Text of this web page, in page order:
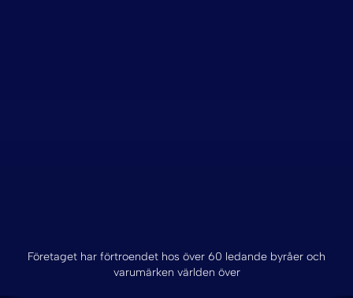
Företaget har förtroendet hos över 60 ledande byråer och
varumärken världen över